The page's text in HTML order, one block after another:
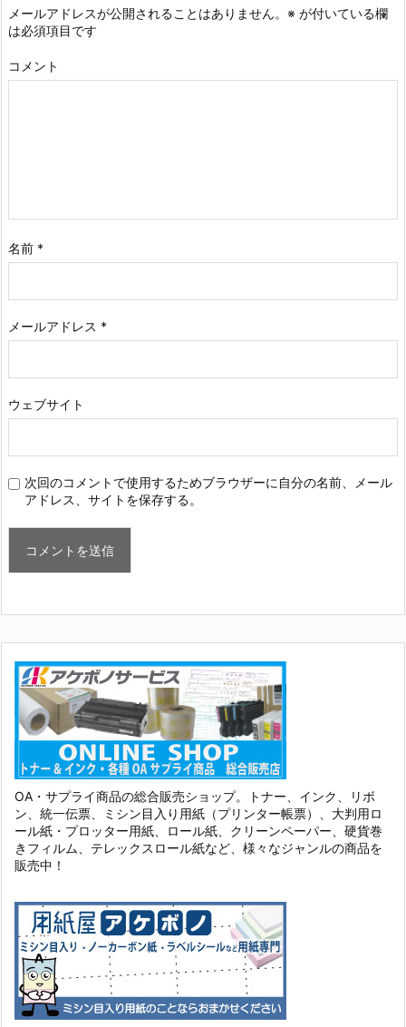
メールアドレスが公開されることはありません。 ※ が付いている欄
は必須項目です
コメント
名前 *
メールアドレス *
ウェブサイト
次回のコメントで使用するためブラウザーに自分の名前、メール
アドレス、サイトを保存する。
OA・サプライ商品の総合販売ショップ。トナー、インク、リボ
ン、統一伝票、ミシン目入り用紙（プリンター帳票）、大判用ロ
ール紙・プロッター用紙、ロール紙、クリーンペーパー、硬貨巻
きフィルム、テレックスロール紙など、様々なジャンルの商品を
販売中！